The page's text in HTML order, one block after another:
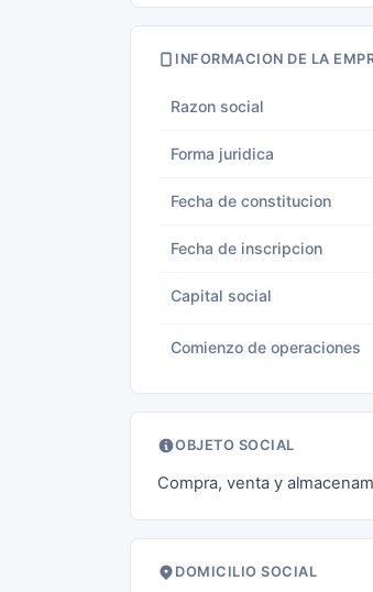
INFORMACION DE LA
Razon social
Forma juridica
Fecha de constitucion
Fecha de inscripcion
Capital social
Comienzo de operaciones
OBJETO SOCIAL
Compra, venta y
DOMICILIO SOCIAL